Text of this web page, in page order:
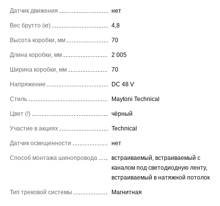
Датчик движения нет
Вес брутто (кг) 4,8
Высота коробки, мм 70
Длина коробки, мм 2 005
Ширина коробки, мм 70
Напряжение DC 48 V
Стиль Maytoni Technical
Цвет (!) чёрный
Участие в акциях Technical
Датчик освещенности нет
Способ монтажа шинопровода
встраиваемый, встраиваемый с
каналом под светодиодную ленту,
встраиваемый в натяжной потолок
Тип трековой системы Магнитная